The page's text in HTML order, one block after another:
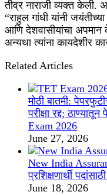
तीव्र नाराजी व्यक्त
“राहुल गांधी यांनी
आणि देशवासीयांचा अपमान
अन्यथा त्यांना कायदेशीर
Related Articles
मोठी बातमी:
परीक्षा रद्द;
Exam 2026
June 27, 2026
New India
प्रशिक्षणार्थी
June 18, 2026